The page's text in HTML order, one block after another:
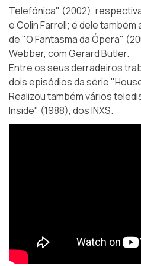
Telefónica" (2002),
e Colin Farrell; é dele
de "O Fantasma da Ópera"
Webber, com Gerard Butler.
Entre os seus derradeiros
dois episódios da série
Realizou também vários
Inside" (1988), dos INXS.